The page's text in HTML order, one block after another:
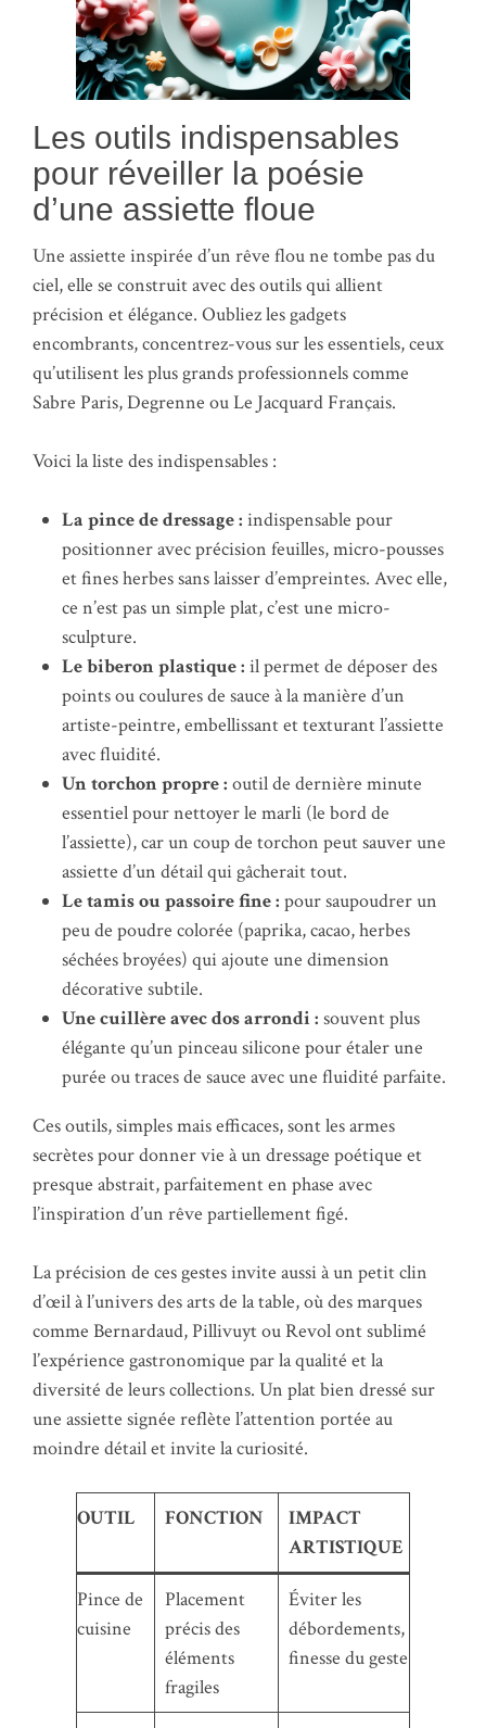
Les outils indispensables
pour réveiller la poésie
d’une assiette floue
Une assiette inspirée d’un rêve flou ne tombe pas du
ciel, elle se construit avec des outils qui allient
précision et élégance. Oubliez les gadgets
encombrants, concentrez-vous sur les essentiels, ceux
qu’utilisent les plus grands professionnels comme
Sabre Paris, Degrenne ou Le Jacquard Français.
Voici la liste des indispensables :
La pince de dressage : indispensable pour
positionner avec précision feuilles, micro-pousses
et fines herbes sans laisser d’empreintes. Avec elle,
ce n’est pas un simple plat, c’est une micro-
sculpture.
Le biberon plastique : il permet de déposer des
points ou coulures de sauce à la manière d’un
artiste-peintre, embellissant et texturant l’assiette
avec fluidité.
Un torchon propre : outil de dernière minute
essentiel pour nettoyer le marli (le bord de
l’assiette), car un coup de torchon peut sauver une
assiette d’un détail qui gâcherait tout.
Le tamis ou passoire fine : pour saupoudrer un
peu de poudre colorée (paprika, cacao, herbes
séchées broyées) qui ajoute une dimension
décorative subtile.
Une cuillère avec dos arrondi : souvent plus
élégante qu’un pinceau silicone pour étaler une
purée ou traces de sauce avec une fluidité parfaite.
Ces outils, simples mais efficaces, sont les armes
secrètes pour donner vie à un dressage poétique et
presque abstrait, parfaitement en phase avec
l’inspiration d’un rêve partiellement figé.
La précision de ces gestes invite aussi à un petit clin
d’œil à l’univers des arts de la table, où des marques
comme Bernardaud, Pillivuyt ou Revol ont sublimé
l’expérience gastronomique par la qualité et la
diversité de leurs collections. Un plat bien dressé sur
une assiette signée reflète l’attention portée au
moindre détail et invite la curiosité.
OUTIL FONCTION
IMPACT
ARTISTIQUE
Pince de
cuisine
Placement
précis des
éléments
fragiles
Éviter les
débordements,
finesse du geste